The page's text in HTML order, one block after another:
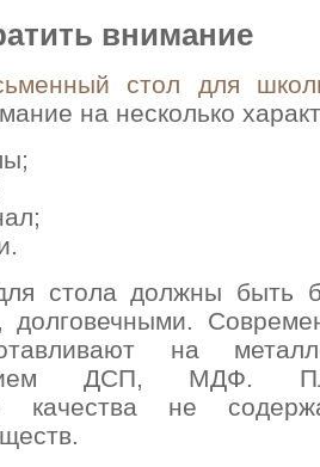
внимание
стол для
на несколько
стола должны быть
долговечными.
на
ДСП, МДФ.
качества не